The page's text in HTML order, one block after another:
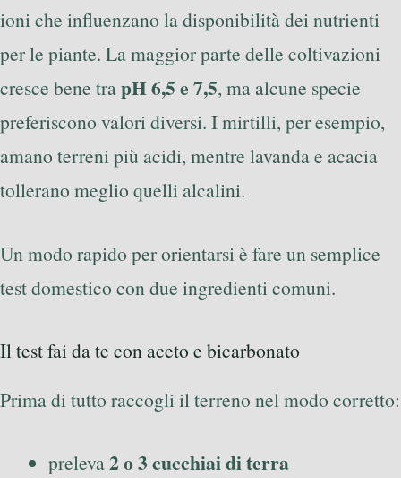
ioni che influenzano la disponibilità dei nutrienti
per le piante. La maggior parte delle coltivazioni
cresce bene trapH 6,5 e 7,5, ma alcune specie
preferiscono valori diversi. I mirtilli, per esempio,
amano terreni più acidi, mentre lavanda e acacia
tollerano meglio quelli alcalini.
Un modo rapido per orientarsi è fare un semplice
test domestico con due ingredienti comuni.
Il test fai da te con aceto e bicarbonato
Prima di tutto raccogli il terreno nel modo corretto:
preleva2 o 3 cucchiai di terra